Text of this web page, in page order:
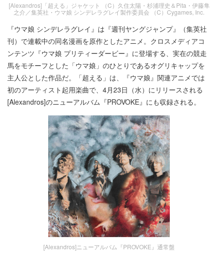
[Alexandros]「超える」ジャケット （C）久住太陽・杉浦理史＆Pita・伊藤隼
之介／集英社・ウマ娘 シンデレラグレイ製作委員会 （C）Cygames, Inc.
『ウマ娘 シンデレラグレイ』は『週刊ヤングジャンプ』（集英社
刊）で連載中の同名漫画を原作としたアニメ。クロスメディアコ
ンテンツ『ウマ娘 プリティーダービー』に登場する、実在の競走
馬をモチーフとした「ウマ娘」のひとりであるオグリキャップを
主人公とした作品だ。「超える」は、『ウマ娘』関連アニメでは
初のアーティスト起用楽曲で、4月23日（水）にリリースされる
[Alexandros]のニューアルバム『PROVOKE』にも収録される。
[Alexandros]ニューアルバム『PROVOKE』通常盤